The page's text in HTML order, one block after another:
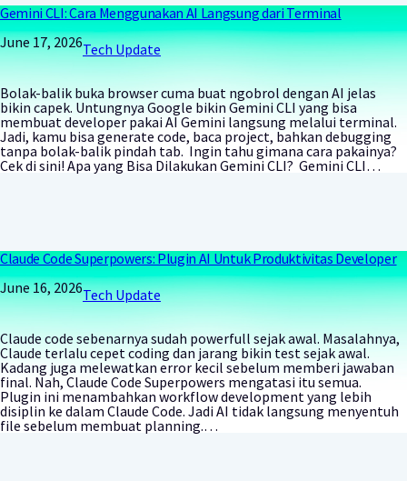
Gemini CLI: Cara Menggunakan AI Langsung dari Terminal
June 17, 2026Tech Update
Bolak-balik buka browser cuma buat ngobrol dengan AI jelas
bikin capek. Untungnya Google bikin Gemini CLI yang bisa
membuat developer pakai AI Gemini langsung melalui terminal.
Jadi, kamu bisa generate code, baca project, bahkan debugging
tanpa bolak-balik pindah tab. Ingin tahu gimana cara pakainya?
Cek di sini! Apa yang Bisa Dilakukan Gemini CLI? Gemini CLI…
Claude Code Superpowers: Plugin AI Untuk Produktivitas Developer
June 16, 2026Tech Update
Claude code sebenarnya sudah powerfull sejak awal. Masalahnya,
Claude terlalu cepet coding dan jarang bikin test sejak awal.
Kadang juga melewatkan error kecil sebelum memberi jawaban
final. Nah, Claude Code Superpowers mengatasi itu semua.
Plugin ini menambahkan workflow development yang lebih
disiplin ke dalam Claude Code. Jadi AI tidak langsung menyentuh
file sebelum membuat planning.…